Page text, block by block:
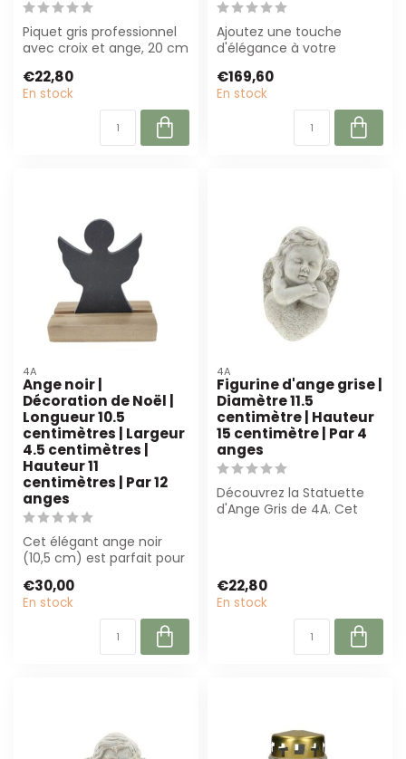
Piquet gris professionnel
avec croix et ange, 20 cm
co...
€22,80
En stock
Ajoutez une touche
d'élégance à votre
ces anges brun cla...
€169,60
En stock
4A
Ange noir |
Décoration de Noël |
Longueur 10.5
centimètres | Largeur
4.5 centimètres |
Hauteur 11
centimètres | Par 12
anges
Cet élégant ange noir
(10,5 cm) est parfait pour
les ...
€30,00
En stock
4A
Figurine d'ange grise |
Diamètre 11.5
centimètre | Hauteur
15 centimètre | Par 4
anges
Découvrez la Statuette
d'Ange Gris de 4A. Cet
€22,80
En stock